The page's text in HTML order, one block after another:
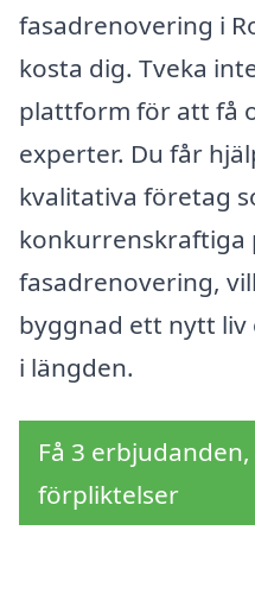
fasadrenovering i
kosta dig. Tveka
plattform för att få
experter. Du får
kvalitativa företag
konkurrenskraftiga
fasadrenovering,
byggnad ett nytt liv
i längden.
Få 3
förpliktelser